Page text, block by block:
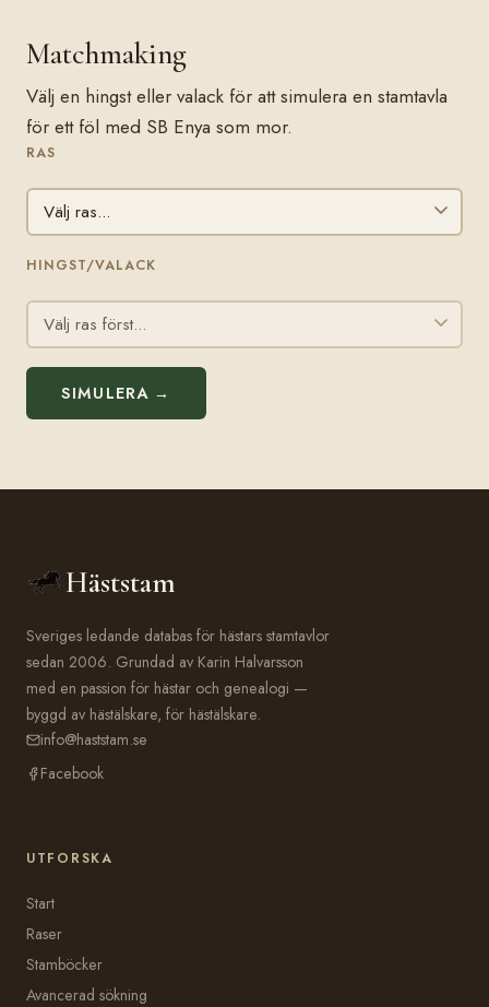
Matchmaking
Välj en hingst eller valack för att simulera en stamtavla
för ett föl med SB Enya som mor.
RAS
HINGST/VALACK
SIMULERA →
Häststam
Sveriges ledande databas för hästars stamtavlor
sedan 2006. Grundad av Karin Halvarsson
med en passion för hästar och genealogi —
byggd av hästälskare, för hästälskare.
info@haststam.se
Facebook
UTFORSKA
Start
Raser
Stamböcker
Avancerad sökning